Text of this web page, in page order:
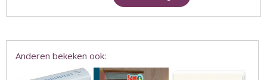
Anderen bekeken ook: